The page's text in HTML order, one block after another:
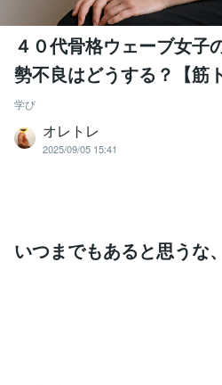
４０代骨格ウェーブ女子
勢不良はどうする？【筋
学び
オレトレ
2025/09/05 15:41
いつまでもあると思うな